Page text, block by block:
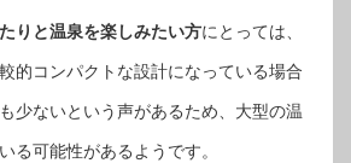
りと温泉を楽しみたい方にとっては、
的コンパクトな設計になっている場合
少ないという声があるため、大型の温
る可能性があるようです。